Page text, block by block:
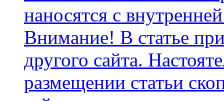
наносятся с
Внимание! В статье
другого сайта.
размещении статьи